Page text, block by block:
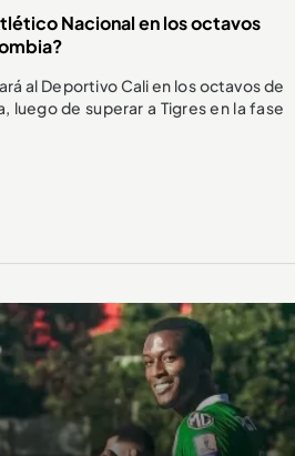
Nacional en los octavos
al Deportivo Cali en los octavos de
luego de superar a Tigres en la fase